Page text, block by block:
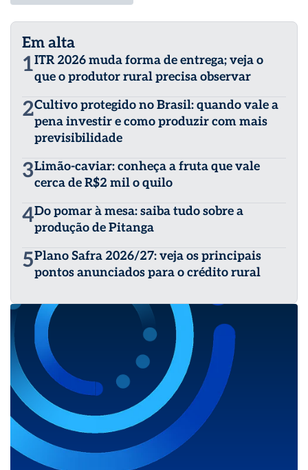
Em alta
1ITR 2026 muda forma de entrega; veja o
que o produtor rural precisa observar
2Cultivo protegido no Brasil: quando vale a
pena investir e como produzir com mais
previsibilidade
3Limão-caviar: conheça a fruta que vale
cerca de R$2 mil o quilo
4Do pomar à mesa: saiba tudo sobre a
produção de Pitanga
5Plano Safra 2026/27: veja os principais
pontos anunciados para o crédito rural